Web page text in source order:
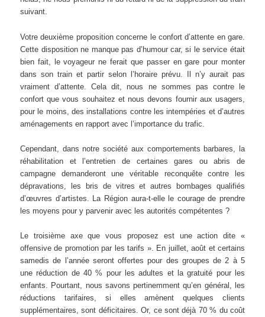
suivant.
Votre deuxième proposition concerne le confort d’attente en gare.
Cette disposition ne manque pas d’humour car, si le service était
bien fait, le voyageur ne ferait que passer en gare pour monter
dans son train et partir selon l’horaire prévu. Il n’y aurait pas
vraiment d’attente. Cela dit, nous ne sommes pas contre le
confort que vous souhaitez et nous devons fournir aux usagers,
pour le moins, des installations contre les intempéries et d’autres
aménagements en rapport avec l’importance du trafic.
Cependant, dans notre société aux comportements barbares, la
réhabilitation et l’entretien de certaines gares ou abris de
campagne demanderont une véritable reconquête contre les
dépravations, les bris de vitres et autres bombages qualifiés
d’œuvres d’artistes. La Région aura-t-elle le courage de prendre
les moyens pour y parvenir avec les autorités compétentes ?
Le troisième axe que vous proposez est une action dite «
offensive de promotion par les tarifs ». En juillet, août et certains
samedis de l’année seront offertes pour des groupes de 2 à 5
une réduction de 40 % pour les adultes et la gratuité pour les
enfants. Pourtant, nous savons pertinemment qu’en général, les
réductions tarifaires, si elles amènent quelques clients
supplémentaires, sont déficitaires. Or, ce sont déjà 70 % du coût